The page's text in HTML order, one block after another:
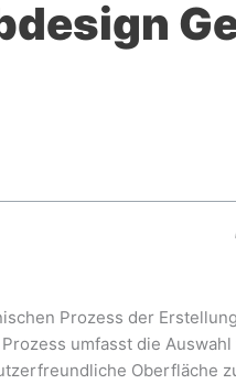
Prozess der
umfasst die Auswahl
Oberfläche